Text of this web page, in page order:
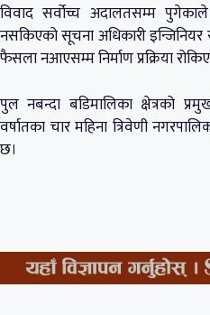
विवाद सर्वोच्च अदालतसम्म
नसकिएको सूचना अधिकारी
फैसला नआएसम्म निर्माण प्रक्रिया
पुल नबन्दा बडिमालिका क्षेत्रको
वर्षातका चार महिना त्रिवेणी
छ।